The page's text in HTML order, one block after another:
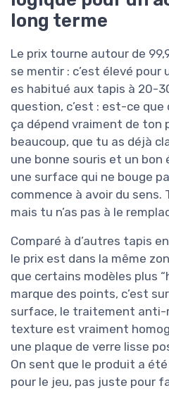
long terme
Le prix tourne autour de
se mentir : c’est élevé pour
es habitué aux tapis à 20-
question, c’est : est-ce que
ça dépend vraiment de ton
beaucoup, que tu as déjà
une bonne souris et un bon
une surface qui ne bouge
commence à avoir du sens.
mais tu n’as pas à le
Comparé à d’autres tapis
le prix est dans la même
que certains modèles plus
marque des points, c’est
surface, le traitement
texture est vraiment
une plaque de verre lisse
On sent que le produit a
pour le jeu, pas juste pour